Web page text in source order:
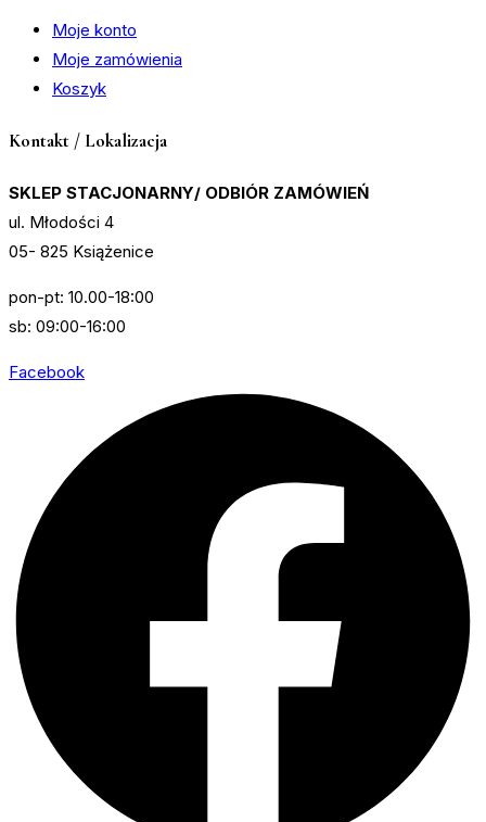
Moje konto
Moje zamówienia
Koszyk
Kontakt / Lokalizacja
SKLEP STACJONARNY/ ODBIÓR ZAMÓWIEŃ
ul. Młodości 4
05- 825 Książenice
pon-pt: 10.00-18:00
sb: 09:00-16:00
Facebook